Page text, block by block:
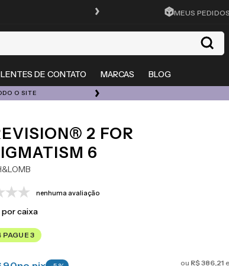
FRETE
MEUS PEDIDOS
LENTES DE CONTATO MARCAS BLOG
O SITE ÓCULOS DE GRAU, SOL E LENTES
2 FOR
6
nenhuma avaliação
caixa
PAGUE 3
ou R$386,21